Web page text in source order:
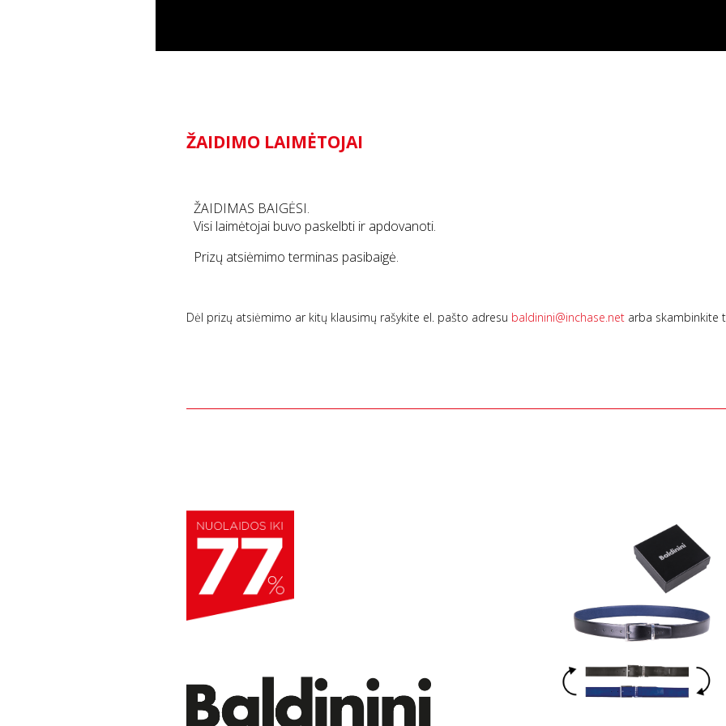
ŽAIDIMO LAIMĖTOJAI
ŽAIDIMAS BAIGĖSI.
Visi laimėtojai buvo paskelbti ir apdovanoti.
Prizų atsiėmimo terminas pasibaigė.
Dėl prizų atsiėmimo ar kitų klausimų rašykite el. pašto adresu baldinini@inchase.net arba skambinkite